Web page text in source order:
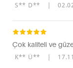
S** D** |
Çok kaliteli ve
K** Ü** |